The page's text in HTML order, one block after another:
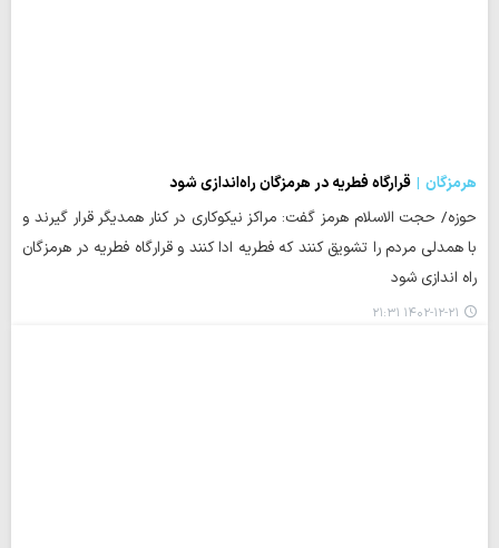
هرمزگان
قرارگاه فطریه در هرمزگان راه‌اندازی شود
حوزه/ حجت ‌الاسلام هرمز گفت: مراکز نیکوکاری در کنار همدیگر قرار گیرند و
با همدلی مردم را تشویق کنند که فطریه ادا کنند و قرارگاه فطریه در هرمزگان
راه اندازی شود
۱۴۰۲-۱۲-۲۱ ۲۱:۳۱